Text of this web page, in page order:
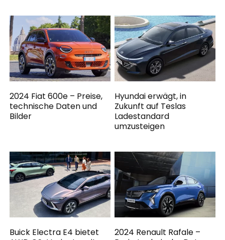
2024 Fiat 600e – Preise,
technische Daten und
Bilder
Hyundai erwägt, in
Zukunft auf Teslas
Ladestandard
umzusteigen
Buick Electra E4 bietet
2024 Renault Rafale –